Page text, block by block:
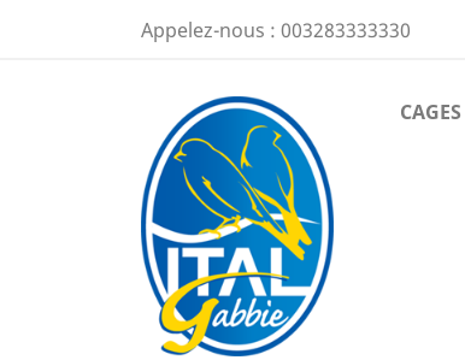
Appelez-nous : 003283333330
CAGES